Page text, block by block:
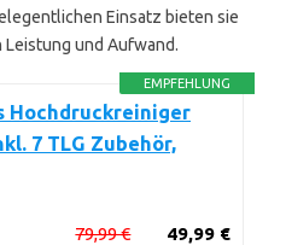
Einsatz bieten sie
und Aufwand.
EMPFEHLUNG
Hochdruckreiniger
7 TLG Zubehör,
49,99 €
79,99 €